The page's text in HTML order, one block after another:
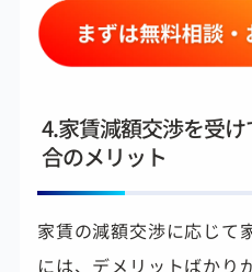
4.家賃減額交渉を受
合のメリット
家賃の減額交渉に応じて
には、デメリットばかり